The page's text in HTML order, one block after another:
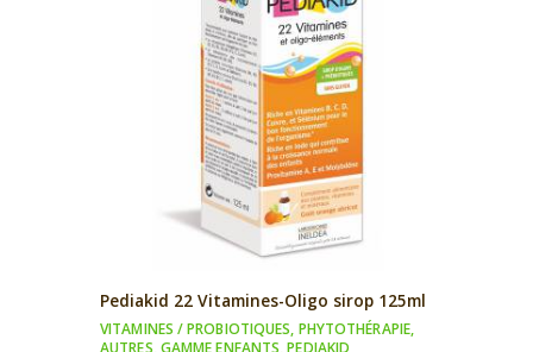
Pediakid 22 Vitamines-Oligo sirop 125ml
VITAMINES / PROBIOTIQUES, PHYTOTHÉRAPIE,